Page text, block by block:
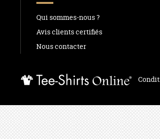
Qui sommes-nous ?
Avis clients certifiés
Nous contacter